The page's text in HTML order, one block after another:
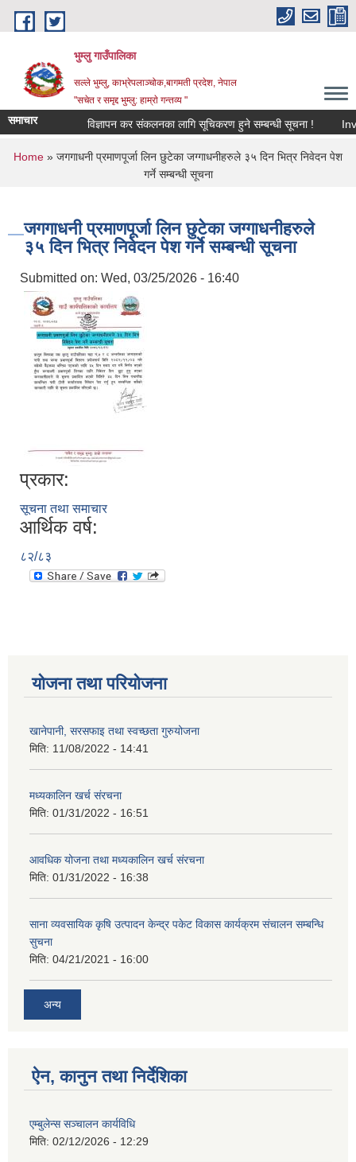
Skip to main content
भुम्लु गाउँपालिका
सल्ले भुम्लु, काभ्रेपलाञ्चोक,बागमती प्रदेश, नेपाल
"सचेत र समृद्द भुम्लु: हाम्राे गन्तव्य "
समाचार विज्ञापन कर संकलनका लागि सूचिकरण हुने सम्बन्धी सूचना !
You are here
Home » जगगाधनी प्रमाणपूर्जा लिन छुटेका जग्गाधनीहरुले ३५ दिन भित्र निवेदन पेश
गर्ने सम्बन्धी सूचना
जगगाधनी प्रमाणपूर्जा लिन छुटेका जग्गाधनीहरुले
३५ दिन भित्र निवेदन पेश गर्ने सम्बन्धी सूचना
Submitted on: Wed, 03/25/2026 - 16:40
प्रकार:
सूचना तथा समाचार
आर्थिक वर्ष:
८२/८३
योजना तथा परियोजना
खानेपानी, सरसफाइ तथा स्वच्छता गुरुयोजना
मिति: 11/08/2022 - 14:41
मध्यकालिन खर्च संरचना
मिति: 01/31/2022 - 16:51
आवधिक योजना तथा मध्यकालिन खर्च संरचना
मिति: 01/31/2022 - 16:38
साना व्यवसायिक कृषि उत्पादन केन्द्र पकेट विकास कार्यक्रम संचालन सम्बन्धि
सुचना
मिति: 04/21/2021 - 16:00
अन्य
ऐन, कानुन तथा निर्देशिका
एम्बुलेन्स सञ्चालन कार्यविधि
मिति: 02/12/2026 - 12:29